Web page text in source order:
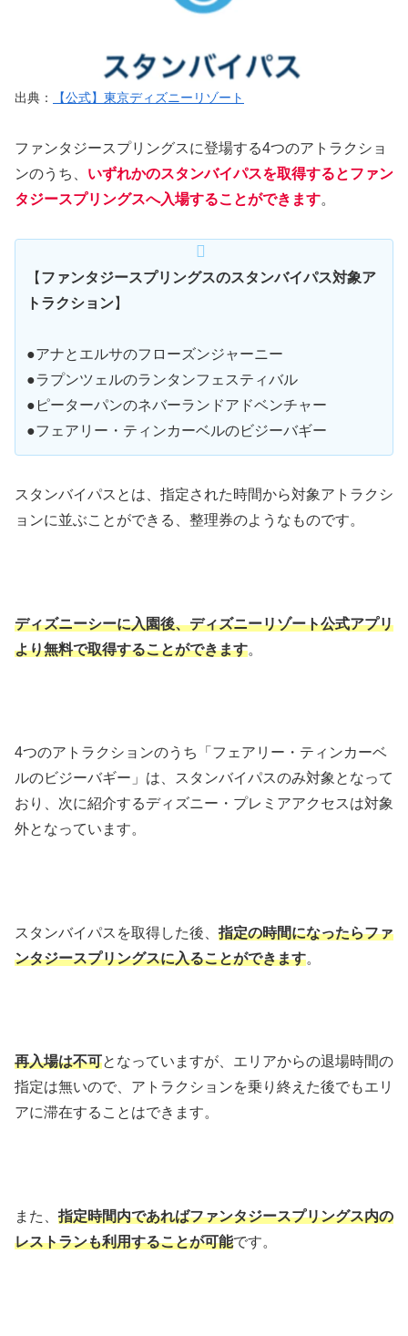
出典： 【公式】東京ディズニーリゾート
ファンタジースプリングスに登場する4つのアトラクショ
ンのうち、 いずれかのスタンバイパスを取得するとファン
タジースプリングスへ入場することができます。
【 ファンタジースプリングスのスタンバイパス対象ア
トラクション】
●アナとエルサのフローズンジャーニー
●ラプンツェルのランタンフェスティバル
●ピーターパンのネバーランドアドベンチャー
●フェアリー・ティンカーベルのビジーバギー
スタンバイパスとは、指定された時間から対象アトラクシ
ョンに並ぶことができる、整理券のようなものです。
ディズニーシーに入園後、ディズニーリゾート公式アプリ
より無料で取得することができます。
4つのアトラクションのうち「フェアリー・ティンカーベ
ルのビジーバギー」は、スタンバイパスのみ対象となって
おり、次に紹介するディズニー・プレミアアクセスは対象
外となっています。
スタンバイパスを取得した後、 指定の時間になったらファ
ンタジースプリングスに入ることができます。
再入場は不可となっていますが、エリアからの退場時間の
指定は無いので、アトラクションを乗り終えた後でもエリ
アに滞在することはできます。
また、 指定時間内であればファンタジースプリングス内の
レストランも利用することが可能です。